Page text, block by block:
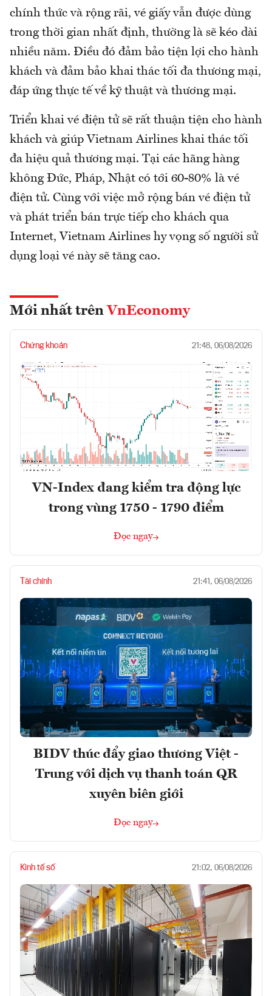
chính thức và rộng rãi, vé giấy vẫn được dùng
trong thời gian nhất định, thường là sẽ kéo dài
nhiều năm. Điều đó đảm bảo tiện lợi cho hành
khách và đảm bảo khai thác tối đa thương mại,
đáp ứng thực tế về kỹ thuật và thương mại.
Triển khai vé điện tử sẽ rất thuận tiện cho hành
khách và giúp Vietnam Airlines khai thác tối
đa hiệu quả thương mại. Tại các hãng hàng
không Đức, Pháp, Nhật có tới 60-80% là vé
điện tử. Cùng với việc mở rộng bán vé điện tử
và phát triển bán trực tiếp cho khách qua
Internet, Vietnam Airlines hy vọng số người sử
dụng loại vé này sẽ tăng cao.
Mới nhất trên VnEconomy
Chứng khoán 21:48, 06/08/2026
VN-Index đang kiểm tra động lực
trong vùng 1750 - 1790 điểm
Đọc ngay
Tài chính 21:41, 06/08/2026
BIDV thúc đẩy giao thương Việt -
Trung với dịch vụ thanh toán QR
xuyên biên giới
Đọc ngay
Kinh tế số 21:02, 06/08/2026